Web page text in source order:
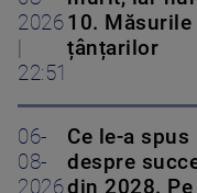
2026
22:51
10.
țânțarilor
06-
08-
2026
Ce le-a
despre
din 2028.